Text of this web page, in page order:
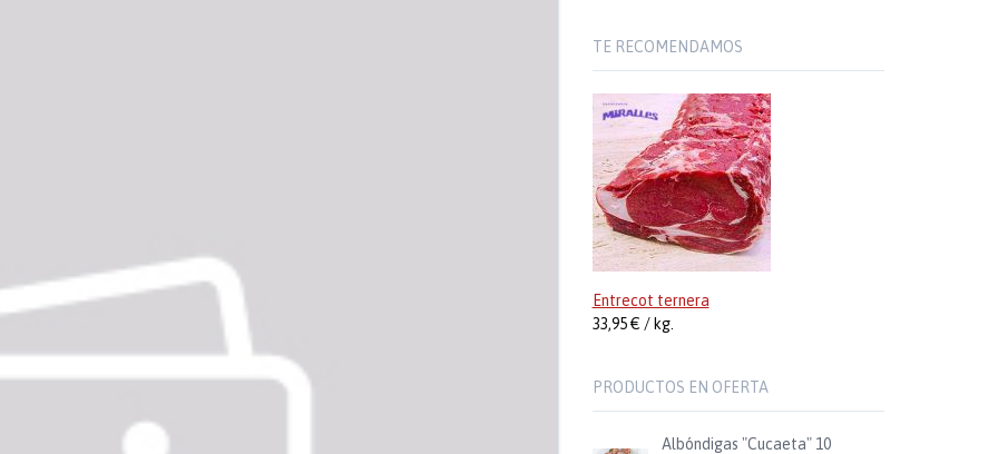
TE RECOMENDAMOS
Entrecot ternera
33,95 € / kg.
PRODUCTOS EN OFERTA
Albóndigas "Cucaeta" 10